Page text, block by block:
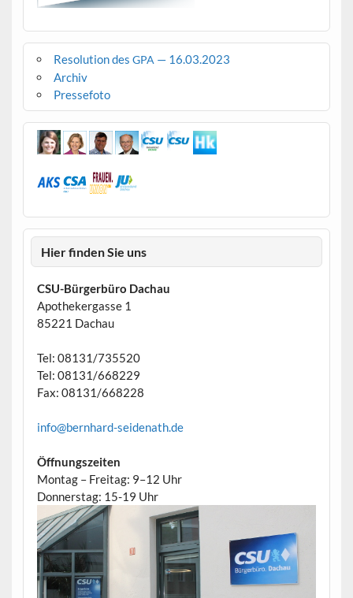
Resolution des GPA — 16.03.2023
Archiv
Pressefoto
Hier finden Sie uns
CSU-Bürgerbüro Dachau
Apothekergasse 1
85221 Dachau
Tel: 08131/735520
Tel: 08131/668229
Fax: 08131/668228
info@bernhard-seidenath.de
Öffnungszeiten
Montag – Freitag: 9–12 Uhr
Donnerstag: 15-19 Uhr